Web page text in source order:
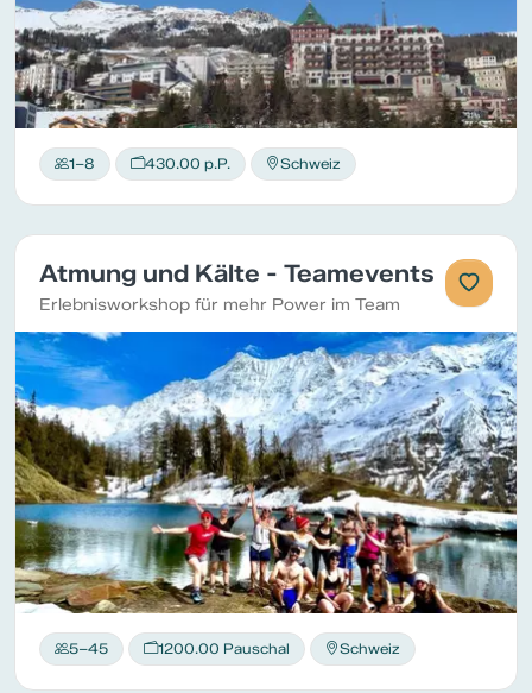
1–8 430.00 p.P. Schweiz
Atmung und Kälte - Teamevents
Erlebnisworkshop für mehr Power im Team
5–45 1200.00 Pauschal Schweiz